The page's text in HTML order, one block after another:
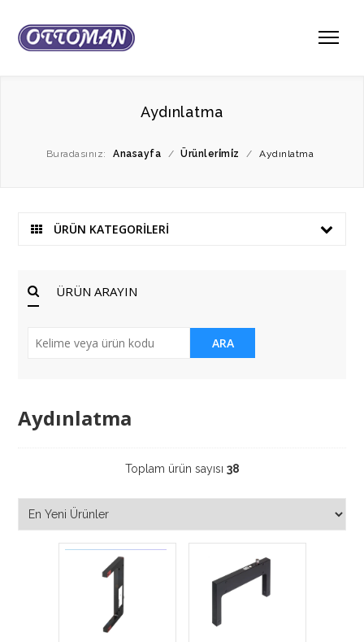
Aydınlatma
Buradasınız: Anasayfa / Ürünleri̇mi̇z / Aydınlatma
ÜRÜN KATEGORİLERİ
ÜRÜN ARAYIN
ARA
Aydınlatma
Toplam ürün sayısı 38